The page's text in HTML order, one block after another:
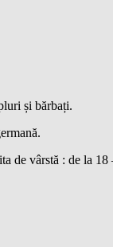
și bărbați.
de vârstă : de la 18